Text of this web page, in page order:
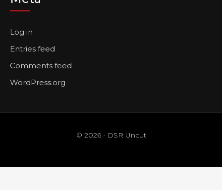
Log in
Entries feed
Comments feed
WordPress.org
© 2026 - DSR Uncut